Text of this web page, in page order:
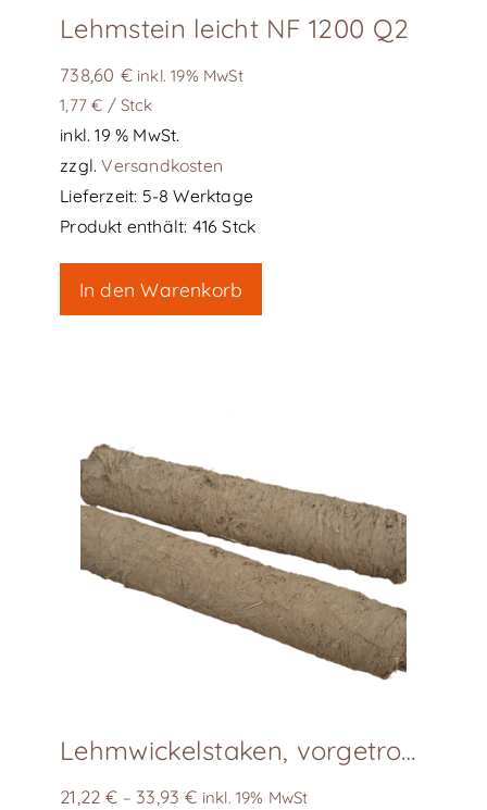
Lehmstein leicht NF 1200 Q2
738,60 € inkl. 19% MwSt
1,77€ / Stck
inkl. 19 % MwSt.
zzgl.Versandkosten
Lieferzeit: 5-8 Werktage
Produkt enthält: 416Stck
In den Warenkorb
Lehmwickelstaken, vorgetrocknet, Länge ca. 60cm
21,22€ – 33,93€ inkl. 19% MwSt